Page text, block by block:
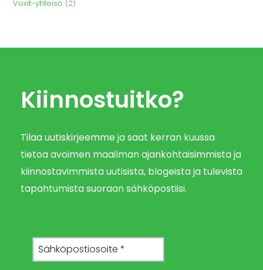
Voxit-yhteisö (2)
Kiinnostuitko?
Tilaa uutiskirjeemme ja saat kerran kuussa
tietoa avoimen maailman ajankohtaisimmista ja
kiinnostavimmista uutisista, blogeista ja tulevista
tapahtumista suoraan sähköpostiisi.